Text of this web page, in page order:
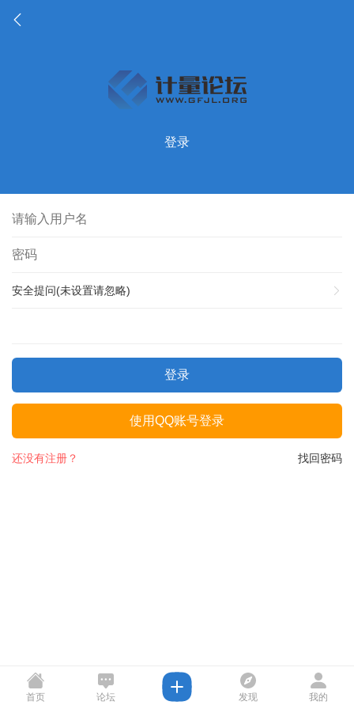
登录
安全提问(未设置请忽略)
登录
使用QQ账号登录
找回密码
还没有注册？
首页 论坛 发现 我的